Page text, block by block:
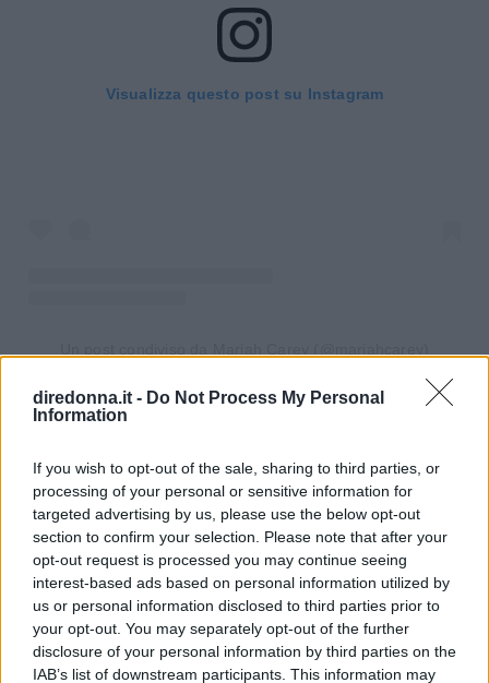
diredonna.it - Do Not Process My Personal
Information
If you wish to opt-out of the sale, sharing to third parties, or
processing of your personal or sensitive information for
targeted advertising by us, please use the below opt-out
section to confirm your selection. Please note that after your
opt-out request is processed you may continue seeing
interest-based ads based on personal information utilized by
us or personal information disclosed to third parties prior to
your opt-out. You may separately opt-out of the further
disclosure of your personal information by third parties on the
IAB’s list of downstream participants. This information may
Visualizza questo post su Instagram
L’anno 2021 ha segnato il ritorno delle spille e
dettaglio chic con cui completare i look delle
feste. Un esempio? La spilla a forma di fiocco di
Maria Carey tempestata da strass che dona un
punto di luce a unabito da serarosso.
Seguici anche su Google News!